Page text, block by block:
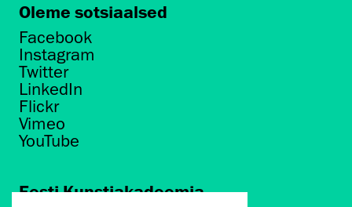
Oleme sotsiaalsed
Facebook
Instagram
Twitter
LinkedIn
Flickr
Vimeo
YouTube
Eesti Kunstiakadeemia